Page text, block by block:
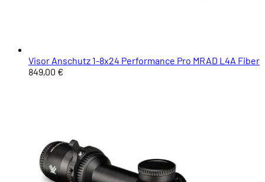
Visor Anschutz 1-8x24 Performance Pro MRAD L4A Fiber
849,00 €